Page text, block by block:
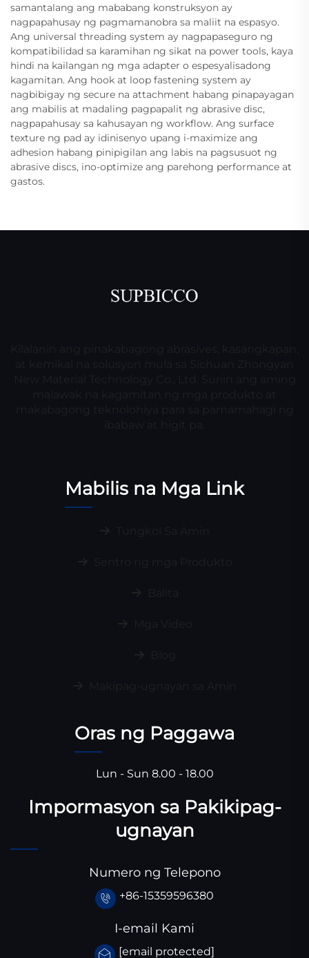
samantalang ang mababang konstruksyon ay
nagpapahusay ng pagmamanobra sa maliit na espasyo.
Ang universal threading system ay nagpapaseguro ng
kompatibilidad sa karamihan ng sikat na power tools, kaya
hindi na kailangan ng mga adapter o espesyalisadong
kagamitan. Ang hook at loop fastening system ay
nagbibigay ng secure na attachment habang pinapayagan
ang mabilis at madaling pagpapalit ng abrasive disc,
nagpapahusay sa kahusayan ng workflow. Ang surface
texture ng pad ay idinisenyo upang i-maximize ang
adhesion habang pinipigilan ang labis na pagsusuot ng
abrasive discs, ino-optimize ang parehong performance at
gastos.
Mabilis na Mga Link
Oras ng Paggawa
Lun - Sun 8.00 - 18.00
Impormasyon sa Pakikipag-
ugnayan
Numero ng Telepono
+86-15359596380
I-email Kami
[email protected]